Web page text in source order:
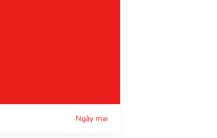
Ngày mai